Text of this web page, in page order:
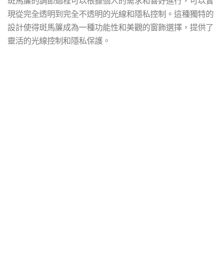
現從完全透明到完全不透明的光線和隱私控制。這種獨特的
設計使得斑馬簾成為一種功能性和美觀的窗飾選擇，提供了
靈活的光線控制和隱私保護。